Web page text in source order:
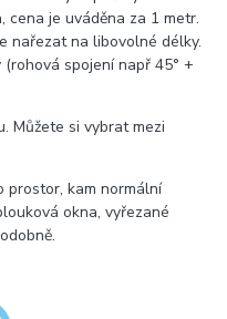
cena je uváděna za 1 metr.
nařezat na libovolné délky.
spojení např 45° +
Můžete si vybrat mezi
prostor, kam normální
okna, vyřezané